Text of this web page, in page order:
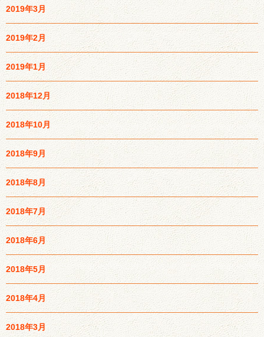
2019年3月
2019年2月
2019年1月
2018年12月
2018年10月
2018年9月
2018年8月
2018年7月
2018年6月
2018年5月
2018年4月
2018年3月